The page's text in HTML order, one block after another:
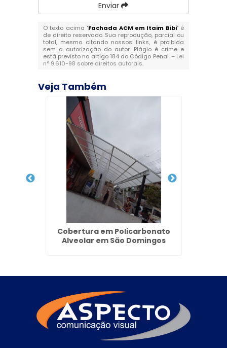
Enviar
O texto acima "Fachada ACM em Itaim Bibi" é
de direito reservado. Sua reprodução, parcial ou
total, mesmo citando nossos links, é proibida
sem a autorização do autor. Plágio é crime e
está previsto no artigo 184 do Código Penal. – Lei
n° 9.610-98 sobre direitos autorais.
Veja Também
Cobertura em Policarbonato
Alveolar em São Domingos